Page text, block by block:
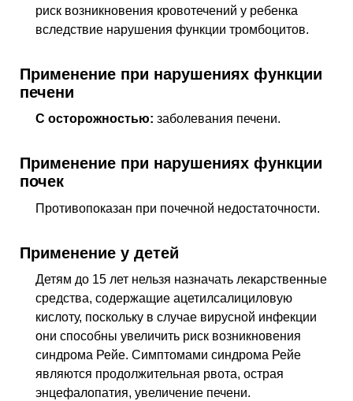
риск возникновения кровотечений у ребенка
вследствие нарушения функции тромбоцитов.
Применение при нарушениях функции
печени
C осторожностью: заболевания печени.
Применение при нарушениях функции
почек
Противопоказан при почечной недостаточности.
Применение у детей
Детям до 15 лет нельзя назначать лекарственные
средства, содержащие ацетилсалициловую
кислоту, поскольку в случае вирусной инфекции
они способны увеличить риск возникновения
синдрома Рейе. Симптомами синдрома Рейе
являются продолжительная рвота, острая
энцефалопатия, увеличение печени.